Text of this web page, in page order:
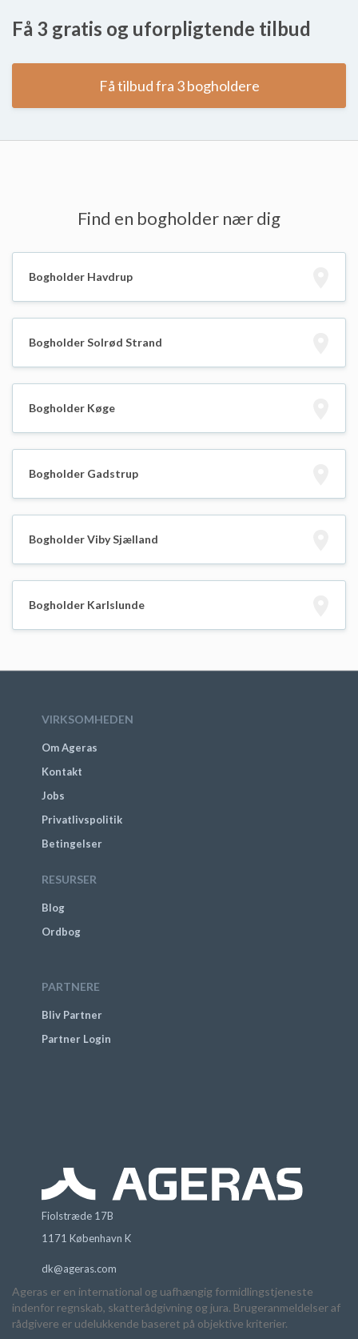
Få 3 gratis og uforpligtende tilbud
Få tilbud fra 3 bogholdere
Find en bogholder nær dig
Bogholder Havdrup
Bogholder Solrød Strand
Bogholder Køge
Bogholder Gadstrup
Bogholder Viby Sjælland
Bogholder Karlslunde
VIRKSOMHEDEN
Om Ageras
Kontakt
Jobs
Privatlivspolitik
Betingelser
RESURSER
Blog
Ordbog
PARTNERE
Bliv Partner
Partner Login
Fiolstræde 17B
1171 København K
dk@ageras.com
Ageras er en international og uafhængig formidlingstjeneste
indenfor regnskab, skatterådgivning og jura. Brugeranmeldelser af
rådgivere er udelukkende baseret på objektive kriterier.